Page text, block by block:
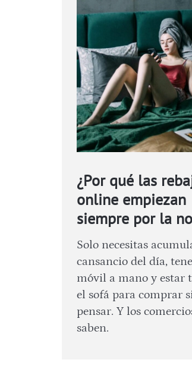
¿Por qué las
online empiezan
siempre por la
Solo necesitas
cansancio del día,
móvil a mano y estar
el sofá para comprar
pensar. Y los
saben.